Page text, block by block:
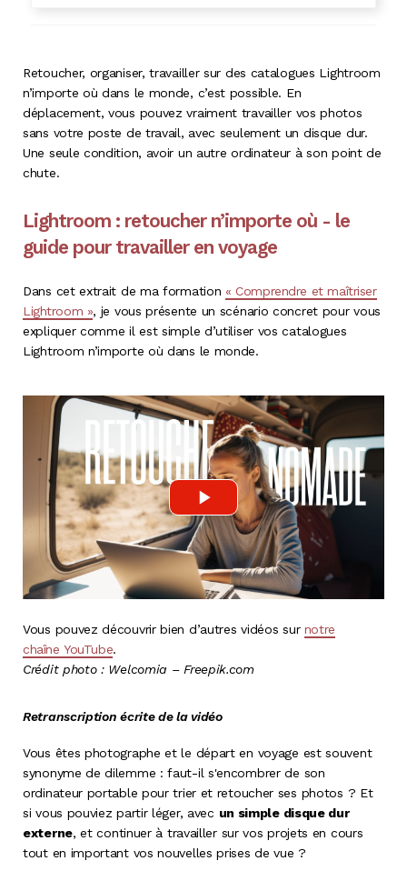
Retoucher, organiser, travailler sur des catalogues Lightroom
n’importe où dans le monde, c’est possible. En
déplacement, vous pouvez vraiment travailler vos photos
sans votre poste de travail, avec seulement un disque dur.
Une seule condition, avoir un autre ordinateur à son point de
chute.
Lightroom : retoucher n’importe où - le
guide pour travailler en voyage
Dans cet extrait de ma formation « Comprendre et maîtriser
Lightroom », je vous présente un scénario concret pour vous
expliquer comme il est simple d’utiliser vos catalogues
Lightroom n’importe où dans le monde.
Vous pouvez découvrir bien d’autres vidéos sur notre
chaîne YouTube.
Crédit photo : Welcomia – Freepik.com
Retranscription écrite de la vidéo
Vous êtes photographe et le départ en voyage est souvent
synonyme de dilemme : faut-il s'encombrer de son
ordinateur portable pour trier et retoucher ses photos ? Et
si vous pouviez partir léger, avec un simple disque dur
externe, et continuer à travailler sur vos projets en cours
tout en important vos nouvelles prises de vue ?